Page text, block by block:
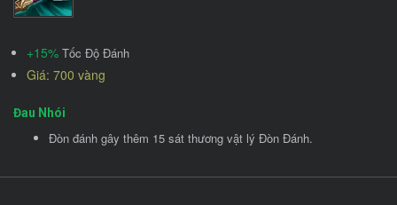
+15% Tốc Độ Đánh
Giá: 700 vàng
Đau Nhói
Đòn đánh gây thêm 15 sát thương vật lý Đòn Đánh.